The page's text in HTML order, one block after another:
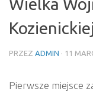
Wielka
PRZEZ ADMIN · 11
Pierwsze miejsce